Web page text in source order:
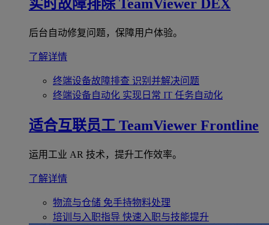
实时故障排除 TeamViewer DEX
后台自动修复问题，保障用户体验。
了解详情
终端设备故障排查 识别并解决问题
终端设备自动化 实现日常 IT 任务自动化
适合互联员工 TeamViewer Frontline
运用工业 AR 技术，提升工作效率。
了解详情
物流与仓储 免手持物料处理
培训与入职指导 快速入职与技能提升